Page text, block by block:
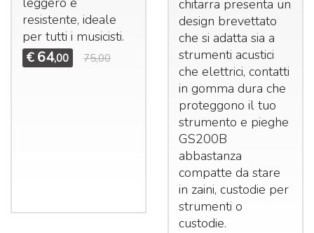
resistente, ideale
per tutti i musicisti.
€ 64,00 75,00
chitarra presenta un
design brevettato
che si adatta sia a
strumenti acustici
che elettrici, contatti
in gomma dura che
proteggono il tuo
strumento e pieghe
GS200B
abbastanza
compatte da stare
in zaini, custodie per
strumenti o
custodie.